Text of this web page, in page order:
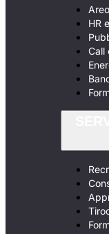
HR
Call